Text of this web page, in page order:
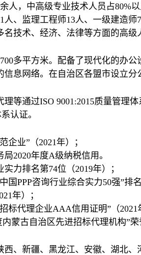
人，中高级专业技术人员占80%
人、监理工程师13人、一级建造
技术、经济、法律等方面的高级
多平方米。配备了现代化的办
息网络。在自治区各盟市设立分
等通过ISO 9001:2015质量管理体
认证。
企业”（2021年）；
2020年度A级纳税信用。
力排名第74位（2019年）；
PPP咨询行业综合实力50强”排名
年）；
标代理企业AAA信用证明”（2021
蒙古自治区先进招标代理机构”荣
、新疆、黑龙江、安徽、湖北、